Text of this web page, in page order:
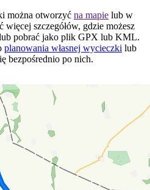
można otworzyć na mapie lub w
więcej szczegółów, gdzie możesz
pobrać jako plik GPX lub KML.
planowania własnej wycieczki lub
bezpośrednio po nich.